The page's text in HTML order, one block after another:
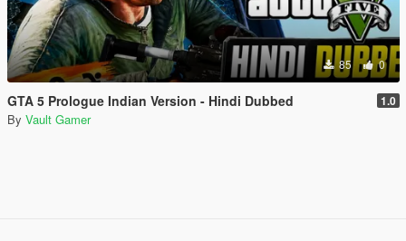
85 0
GTA 5 Prologue Indian Version - Hindi Dubbed 1.0
By Vault Gamer